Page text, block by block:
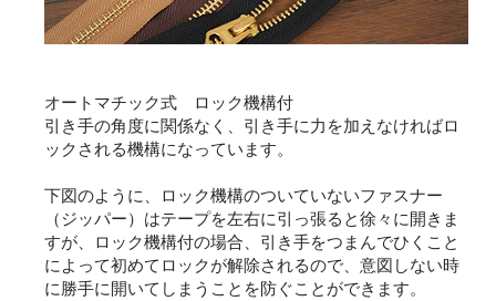
オートマチック式 ロック機構付
引き手の角度に関係なく、引き手に力を加えなければロ
ックされる機構になっています。
下図のように、ロック機構のついていないファスナー
（ジッパー）はテープを左右に引っ張ると徐々に開きま
すが、ロック機構付の場合、引き手をつまんでひくこと
によって初めてロックが解除されるので、意図しない時
に勝手に開いてしまうことを防ぐことができます。